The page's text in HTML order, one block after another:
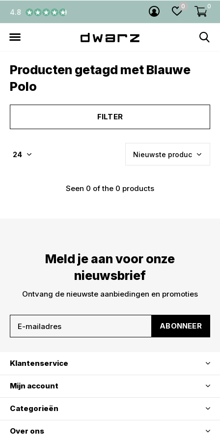
0 0
4.8
Producten getagd met Blauwe
Polo
FILTER
Seen 0 of the 0 products
Meld je aan voor onze
nieuwsbrief
Ontvang de nieuwste aanbiedingen en promoties
ABONNEER
Klantenservice
Mijn account
Categorieën
Over ons